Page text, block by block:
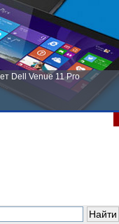
Dell Venue 11 Pro